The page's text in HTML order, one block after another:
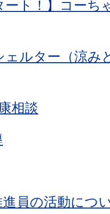
ート！】コー
ェルター（涼み
相談
員の活動につ